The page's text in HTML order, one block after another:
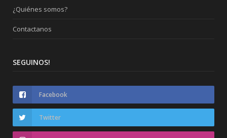
¿Quiénes somos?
Contactanos
SEGUINOS!
Facebook
Twitter